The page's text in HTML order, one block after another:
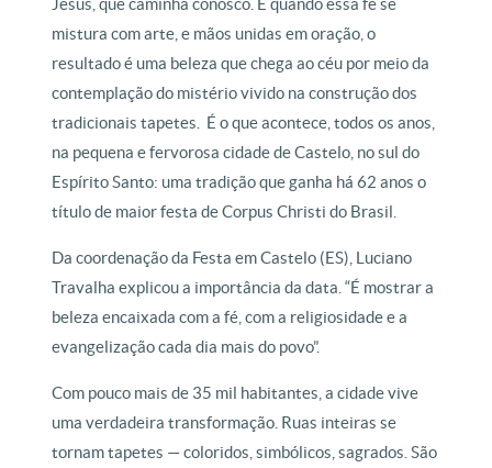
Jesus, que caminha conosco. E quando essa fé se
mistura com arte, e mãos unidas em oração, o
resultado é uma beleza que chega ao céu por meio da
contemplação do mistério vivido na construção dos
tradicionais tapetes. É o que acontece, todos os anos,
na pequena e fervorosa cidade de Castelo, no sul do
Espírito Santo: uma tradição que ganha há 62 anos o
título de maior festa de Corpus Christi do Brasil.
Da coordenação da Festa em Castelo (ES), Luciano
Travalha explicou a importância da data. “É mostrar a
beleza encaixada com a fé, com a religiosidade e a
evangelização cada dia mais do povo”.
Com pouco mais de 35 mil habitantes, a cidade vive
uma verdadeira transformação. Ruas inteiras se
tornam tapetes — coloridos, simbólicos, sagrados. São